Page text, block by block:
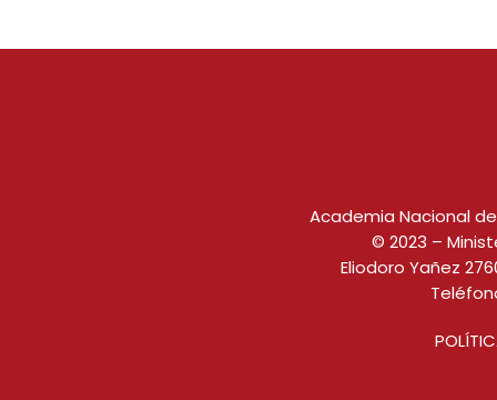
Academia Nacional
© 2023 –
Eliodoro Yañez